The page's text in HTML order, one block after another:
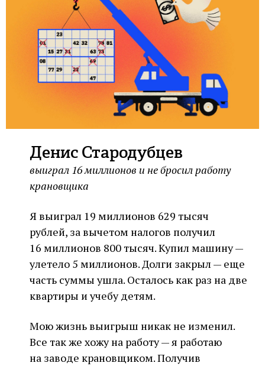
Денис Стародубцев
выиграл 16 миллионов и не бросил работу
крановщика
Я выиграл 19 миллионов 629 тысяч
рублей, за вычетом налогов получил
16 миллионов 800 тысяч. Купил машину —
улетело 5 миллионов. Долги закрыл — еще
часть суммы ушла. Осталось как раз на две
квартиры и учебу детям.
Мою жизнь выигрыш никак не изменил.
Все так же хожу на работу — я работаю
на заводе крановщиком. Получив